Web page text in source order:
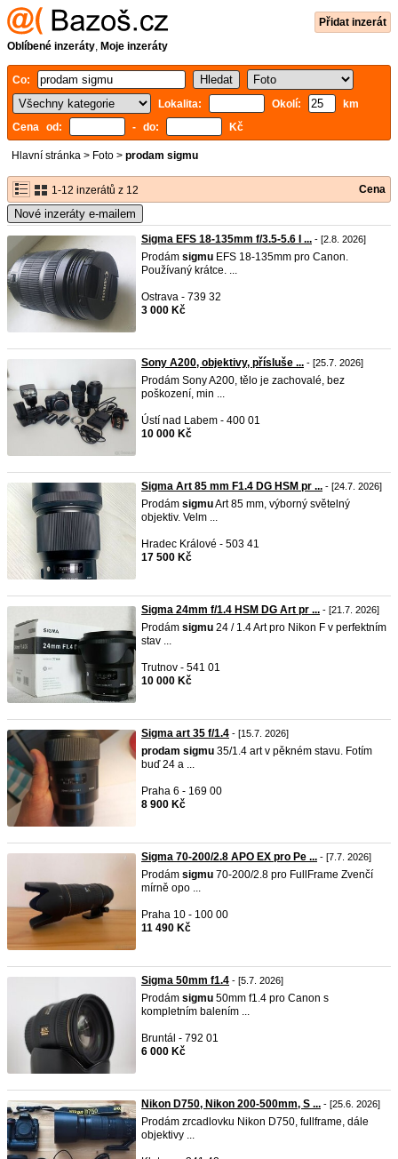
Přidat inzerát
Oblíbené inzeráty, Moje inzeráty
Co:
Lokalita:
Okolí:
km
Cena od:
- do: Kč
Hlavní stránka > Foto > prodam sigmu
1-12 inzerátů z 12 Cena
Nové inzeráty e-mailem
Sigma EFS 18-135mm f/3.5-5.6 I ... - [2.8. 2026]
Prodám sigmu EFS 18-135mm pro Canon.
Používaný krátce. ...
Ostrava - 739 32
3 000 Kč
Sony A200, objektivy, přísluše ... - [25.7. 2026]
Prodám Sony A200, tělo je zachovalé, bez
poškození, min ...
Ústí nad Labem - 400 01
10 000 Kč
Sigma Art 85 mm F1.4 DG HSM pr ... - [24.7. 2026]
Prodám sigmuArt 85 mm, výborný světelný
objektiv. Velm ...
Hradec Králové - 503 41
17 500 Kč
Sigma 24mm f/1.4 HSM DG Art pr ... - [21.7. 2026]
Prodám sigmu 24 / 1.4 Art pro Nikon F v perfektním
stav ...
Trutnov - 541 01
10 000 Kč
Sigma art 35 f/1.4 - [15.7. 2026]
prodam sigmu 35/1.4 art v pěkném stavu. Fotím
buď 24 a ...
Praha 6 - 169 00
8 900 Kč
Sigma 70-200/2.8 APO EX pro Pe ... - [7.7. 2026]
Prodám sigmu 70-200/2.8 pro FullFrame Zvenčí
mírně opo ...
Praha 10 - 100 00
11 490 Kč
Sigma 50mm f1.4 - [5.7. 2026]
Prodám sigmu 50mm f1.4 pro Canon s
kompletním balením ...
Bruntál - 792 01
6 000 Kč
Nikon D750, Nikon 200-500mm, S ... - [25.6. 2026]
Prodám zrcadlovku Nikon D750, fullframe, dále
objektivy ...